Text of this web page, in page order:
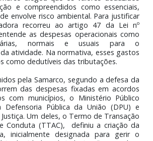
pelo Carf, que negou o pedido
o do valor integral dos autos
descontou na apuração dos
reparação ambiental e
de natureza não
gastos envolvendo o rompimento
em Mariana, em Minas Gerais.
alegou que os valores
e compreendidos como
envolve risco ambiental. Para
recorreu ao artigo 47 da Lei
entende as despesas operacionais
normais e usuais